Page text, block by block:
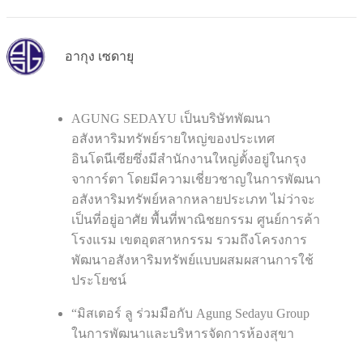
อากุง เซดายุ
AGUNG SEDAYU เป็นบริษัทพัฒนา
อสังหาริมทรัพย์รายใหญ่ของประเทศ
อินโดนีเซียซึ่งมีสำนักงานใหญ่ตั้งอยู่ในกรุง
จาการ์ตา โดยมีความเชี่ยวชาญในการพัฒนา
อสังหาริมทรัพย์หลากหลายประเภท ไม่ว่าจะ
เป็นที่อยู่อาศัย พื้นที่พาณิชยกรรม ศูนย์การค้า
โรงแรม เขตอุตสาหกรรม รวมถึงโครงการ
พัฒนาอสังหาริมทรัพย์แบบผสมผสานการใช้
ประโยชน์
“มิสเตอร์ ลู ร่วมมือกับ Agung Sedayu Group
ในการพัฒนาและบริหารจัดการห้องสุขา